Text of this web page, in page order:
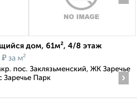
дом, 61м², 4/8 этаж
₽ за м²
пос. Заклязьменский, ЖК Заречье
Заречье Парк
›